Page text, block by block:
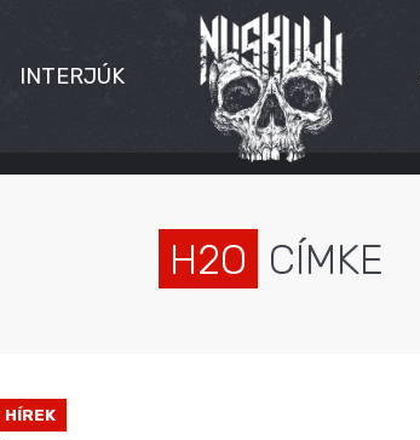
INTERJÚK
H2O CÍMKE
HÍREK